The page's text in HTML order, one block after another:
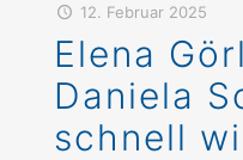
12. Februar 2025
Elena
Daniela
schnell